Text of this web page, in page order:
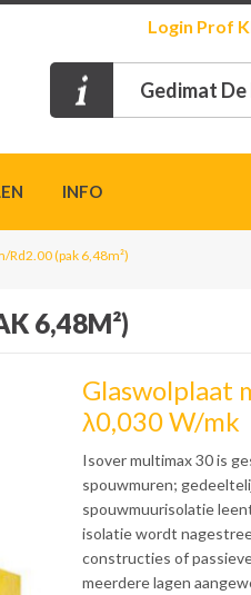
Login Prof
Gedimat
INFO
Rd2.00 (pak 6,48m²)
6,48M²)
Glaswolplaat
λ0,030 W/mk
Isover multimax 30 is
spouwmuren;
spouwmuurisolatie
isolatie wordt
constructies of
meerdere lagen